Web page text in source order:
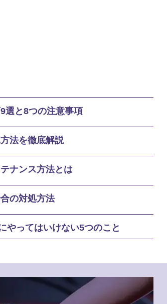
選と8つの注意事項
法を徹底解説
ナンス方法とは
の対処方法
やってはいけない5つのこと